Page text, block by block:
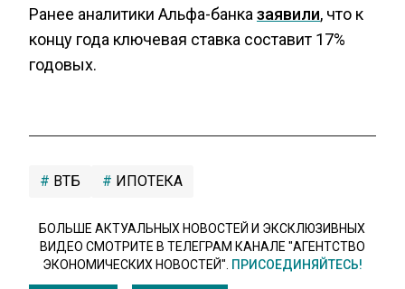
Ранее аналитики Альфа-банка заявили, что к
концу года ключевая ставка составит 17%
годовых.
ВТБ ИПОТЕКА
БОЛЬШЕ АКТУАЛЬНЫХ НОВОСТЕЙ И ЭКСКЛЮЗИВНЫХ
ВИДЕО СМОТРИТЕ В ТЕЛЕГРАМ КАНАЛЕ "АГЕНТСТВО
ЭКОНОМИЧЕСКИХ НОВОСТЕЙ". ПРИСОЕДИНЯЙТЕСЬ!